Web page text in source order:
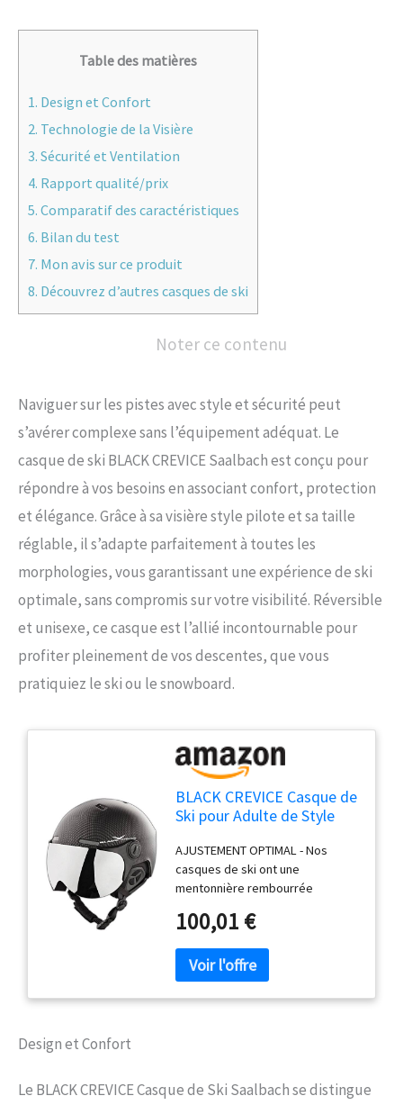
Table des matières
1. Design et Confort
2. Technologie de la Visière
3. Sécurité et Ventilation
4. Rapport qualité/prix
5. Comparatif des caractéristiques
6. Bilan du test
7. Mon avis sur ce produit
8. Découvrez d’autres casques de ski
Noter ce contenu
Naviguer sur les pistes avec style et sécurité peut
s’avérer complexe sans l’équipement adéquat. Le
casque de ski BLACK CREVICE Saalbach est conçu pour
répondre à vos besoins en associant confort, protection
et élégance. Grâce à sa visière style pilote et sa taille
réglable, il s’adapte parfaitement à toutes les
morphologies, vous garantissant une expérience de ski
optimale, sans compromis sur votre visibilité. Réversible
et unisexe, ce casque est l’allié incontournable pour
profiter pleinement de vos descentes, que vous
pratiquiez le ski ou le snowboard.
BLACK CREVICE Casque de
Ski pour Adulte de Style
Amovible Orange
supplémentaire, Noir
Carbone/Blanc
AJUSTEMENT OPTIMAL - Nos
casques de ski ont une
mentonnière rembourrée
la tête pour un ajustement
continu, s'adaptant ainsi
précisément à toutes les têtes
ÉQUIPÉ PAR TOUT TEMPS - Ce
casque a une visière foncée &
bien préparé DURABLE &
100,01 €
Design et Confort
Le BLACK CREVICE Casque de Ski Saalbach se distingue